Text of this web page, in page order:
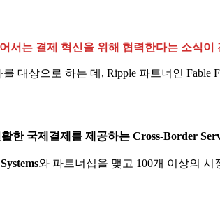
서는 결제 혁신을 위해 협력한다는 소식이
대상으로 하는 데, Ripple 파트너인 Fable
한 국제결제를 제공하는 Cross-Border
와 파트너십을 맺고 100개 이상의